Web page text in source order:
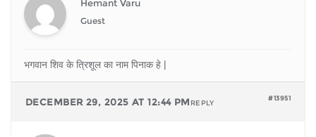
Hemant Varu
Guest
भगवान शिव के त्रिशूल का नाम पिनाक हे |
DECEMBER 29, 2025 AT 12:44 PM #13951
REPLY